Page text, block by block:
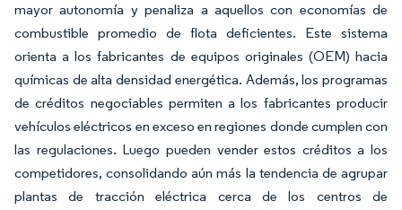
mayor autonomía y penaliza a aquellos con economías de
combustible promedio de flota deficientes. Este sistema
orienta a los fabricantes de equipos originales (OEM) hacia
químicas de alta densidad energética. Además, los programas
de créditos negociables permiten a los fabricantes producir
vehículos eléctricos en exceso en regiones donde cumplen con
las regulaciones. Luego pueden vender estos créditos a los
competidores, consolidando aún más la tendencia de agrupar
plantas de tracción eléctrica cerca de los centros de